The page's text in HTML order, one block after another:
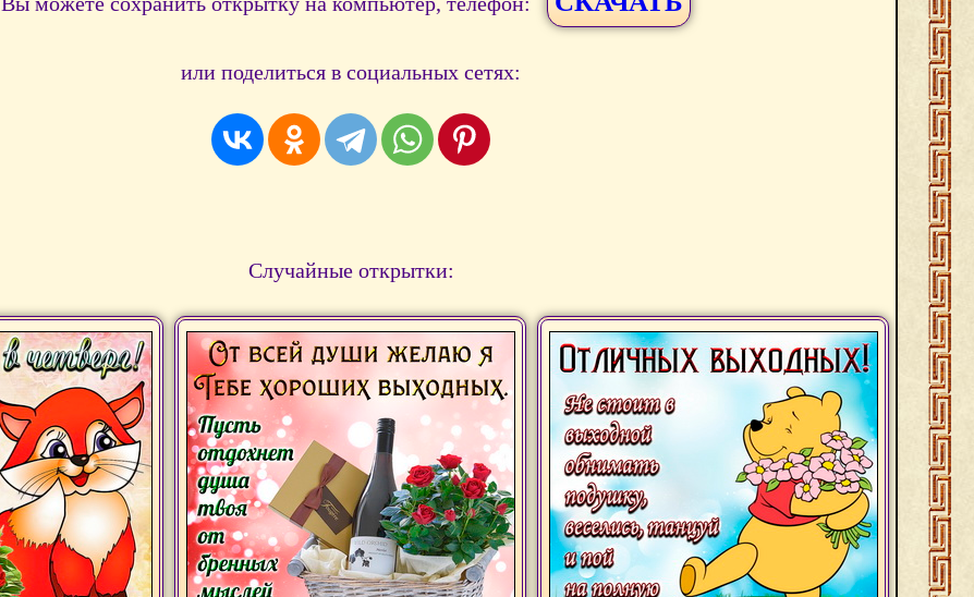
или поделиться в социальных сетях:
Случайные открытки: